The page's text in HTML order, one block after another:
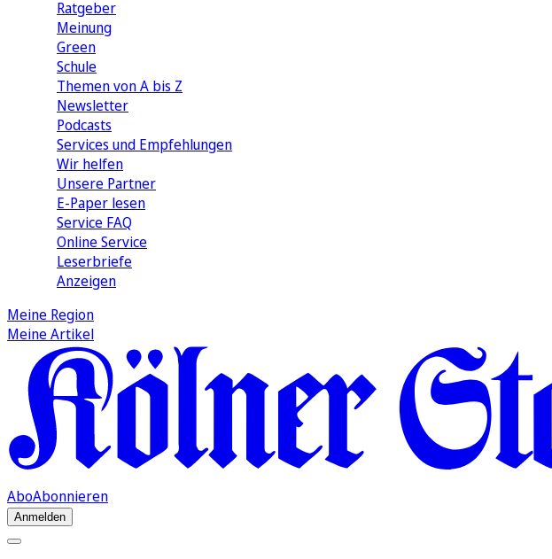
Ratgeber
Meinung
Green
Schule
Themen von A bis Z
Newsletter
Podcasts
Services und Empfehlungen
Wir helfen
Unsere Partner
E-Paper lesen
Service FAQ
Online Service
Leserbriefe
Anzeigen
Meine Region
Meine Artikel
AboAbonnieren
Anmelden